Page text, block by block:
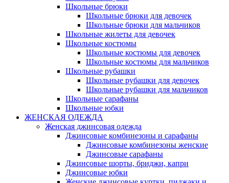
Школьные брюки
Школьные брюки для девочек
Школьные брюки для мальчиков
Школьные жилеты для девочек
Школьные костюмы
Школьные костюмы для девочек
Школьные костюмы для мальчиков
Школьные рубашки
Школьные рубашки для девочек
Школьные рубашки для мальчиков
Школьные сарафаны
Школьные юбки
ЖЕНСКАЯ ОДЕЖДА
Женская джинсовая одежда
Джинсовые комбинезоны и сарафаны
Джинсовые комбинезоны женские
Джинсовые сарафаны
Джинсовые шорты, бриджи, капри
Джинсовые юбки